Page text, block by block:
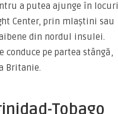
a putea ajunge în locuri
Center, prin mlaștini sau
din nordul insulei.
conduce pe partea stângă,
Britanie.
Tobago